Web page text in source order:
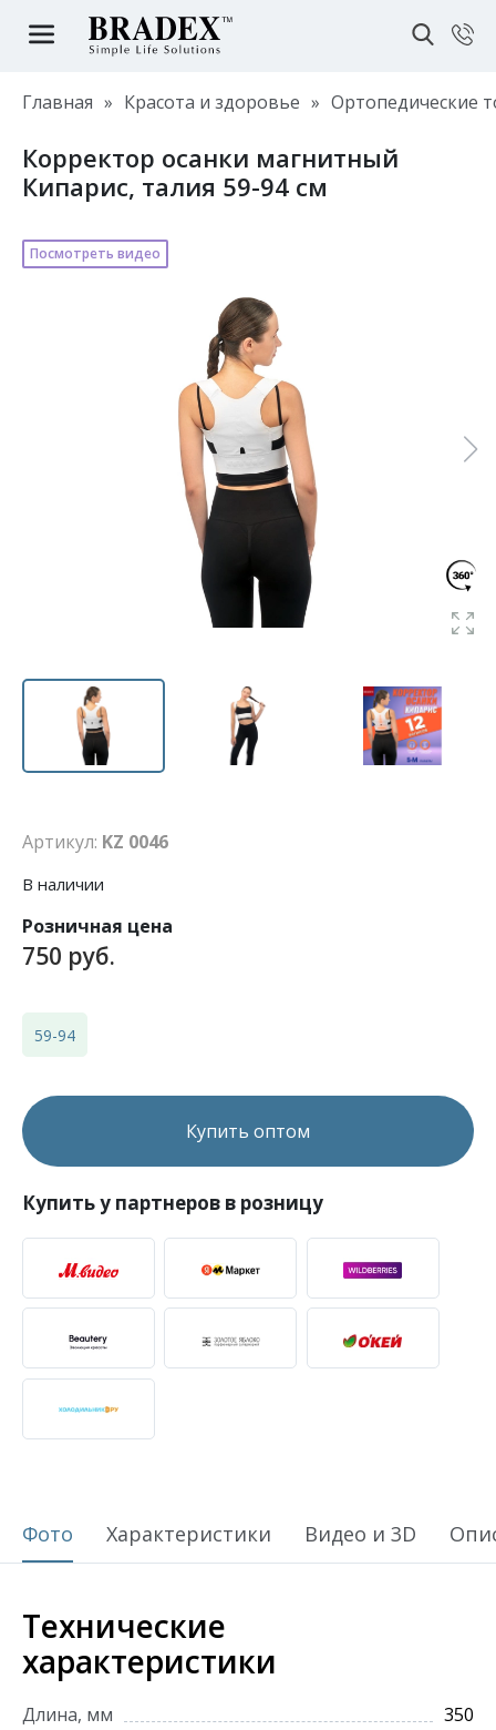
Главная » Красота и здоровье » Ортопедические
Корректор осанки магнитный
Кипарис, талия 59-94 см
Посмотреть видео
Артикул: KZ 0046
В наличии
Розничная цена
750 руб.
59-94
Купить оптом
Купить у партнеров в розницу
Фото Характеристики Видео и 3D
Технические
характеристики
Длина, мм
350